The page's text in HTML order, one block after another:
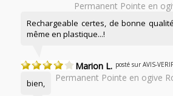
Permanent Pointe en
Rechargeable certes, de bonne
même en plastique...!
Marion L. posté sur AVIS-
Permanent Pointe en ogive
bien,